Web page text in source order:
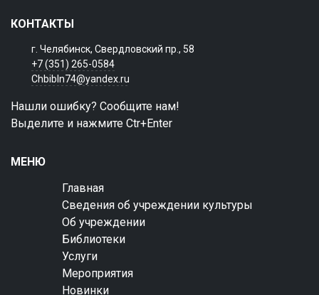
КОНТАКТЫ
г. Челябинск, Свердловский пр., 58
+7 (351) 265-0584
Chbibln74@yandex.ru
Нашли ошибку? Сообщите нам!
Выделите и нажмите Ctr+Enter
МЕНЮ
Главная
Сведения об учреждении культуры
Об учреждении
Библиотеки
Услуги
Мероприятия
Новинки